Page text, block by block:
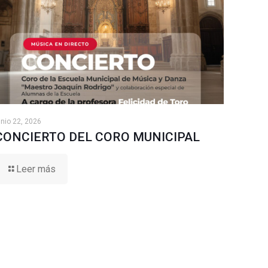
22, 2026
DEL CORO MUNICIPAL
Leer más